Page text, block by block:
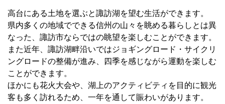
高台にある土地を選ぶと諏訪湖を望む生活ができます。
県内多くの地域でできる信州の山々を眺める暮らしとは異
なった、諏訪市ならではの眺望を楽しむことができます。
また近年、諏訪湖畔沿いではジョギングロード・サイクリ
ングロードの整備が進み、四季を感じながら運動を楽しむ
ことができます。
ほかにも花火大会や、湖上のアクティビティを目的に観光
客も多く訪れるため、一年を通して賑わいがあります。